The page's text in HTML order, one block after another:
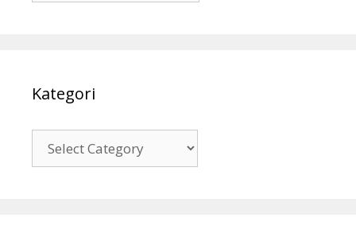
Kategori